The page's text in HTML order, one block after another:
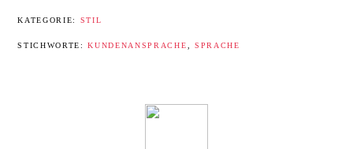
KATEGORIE: STIL
STICHWORTE:KUNDENANSPRACHE SPRACHE